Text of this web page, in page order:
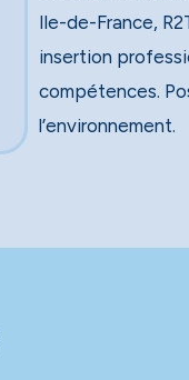
Ile-de-France,
insertion
compétences.
l’environnement.